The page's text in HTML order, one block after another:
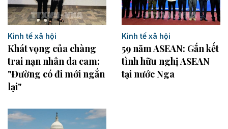
Kinh tế xã hội
Khát vọng của chàng
trai nạn nhân da cam:
"Đường có đi mới ngắn
lại"
Kinh tế xã hội
59 năm ASEAN: Gắn kết
tình hữu nghị ASEAN
tại nước Nga